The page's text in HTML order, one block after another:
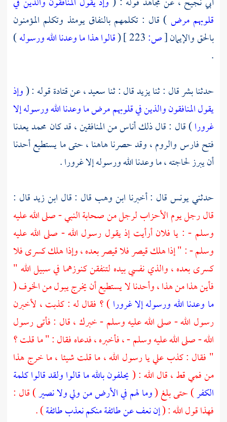
قلوبهم مرض ) قال : تكلمهم بالنفاق يومئذ وتكلم المؤمنون
بالحق والإيمان[ص: (قالوا هذا ما وعدنا الله ورسوله)
.
حدثنابشرقال : ثنايزيدقال : ثنا سعيد ، عنقتادةقوله : (وإذ
يقول المنافقون والذين في قلوبهم مرض ما وعدنا الله ورسوله إلا
غرورا) قال : قال ذلك أناس من المنافقين ، قد كان محمديعدنا
فتحفارسوالروم ،وقد حصرنا هاهنا ، حتى ما يستطيع أحدنا
أن يبرز لحاجته ، ما وعدنا الله ورسوله إلا غرورا .
حدثنييونسقال : أخبرنا ابن وهب قال : قال ابن زيدقال :
قال رجل يوم الأحزاب لرجل من صحابة النبي - صلى الله عليه
وسلم - : يا فلان أرأيت إذ يقول رسول الله - صلى الله عليه
وسلم - : " إذا هلك قيصر فلا قيصر بعده ، وإذا هلك كسرى فلا
كسرى بعده ، والذي نفسي بيده لتنفقن كنوزهما في سبيل الله "
فأين هذا من هذا ، وأحدنا لا يستطيع أن يخرج يبول من الخوف (
ما وعدنا الله ورسوله إلا غرورا) ؟ فقال له : كذبت ، لأخبرن
رسول الله - صلى الله عليه وسلم - خبرك ، قال : فأتى رسول
الله - صلى الله عليه وسلم - ، فأخبره ، فدعاه فقال : " ما قلت ؟
" فقال : كذب علي يا رسول الله ، ما قلت شيئا ، ما خرج هذا
من فمي قط ، قال الله : (يحلفون بالله ما قالوا ولقد قالوا كلمة
الكفر) حتى بلغ (وما لهم في الأرض من ولي ولا نصير) قال :
فهذا قول الله : (إن نعف عن طائفة منكم نعذب طائفة) .